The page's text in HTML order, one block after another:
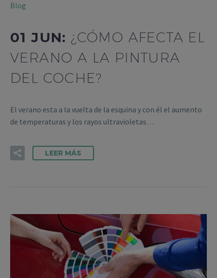
Blog
01 JUN: ¿CÓMO AFECTA EL
VERANO A LA PINTURA
DEL COCHE?
El verano esta a la vuelta de la esquina y con él el aumento
de temperaturas y los rayos ultravioletas…
LEER MÁS